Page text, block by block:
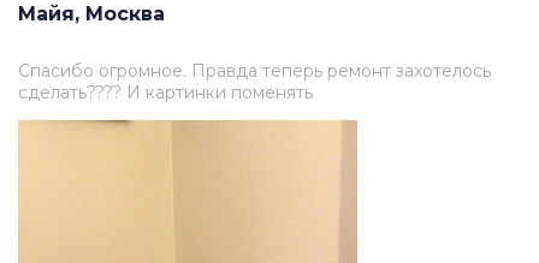
Майя, Москва
Спасибо огромное. Правда теперь ремонт захотелось
сделать???? И картинки поменять